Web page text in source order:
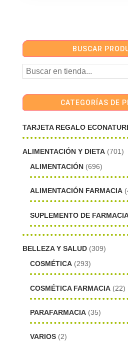
BUSCAR
CATEGORÍAS DE
TARJETA REGALO
ALIMENTACIÓN Y DIETA (701)
ALIMENTACIÓN (696)
ALIMENTACIÓN FARMACIA
SUPLEMENTO DE
BELLEZA Y SALUD (309)
COSMÉTICA (293)
COSMÉTICA FARMACIA (22)
PARAFARMACIA (35)
VARIOS (2)